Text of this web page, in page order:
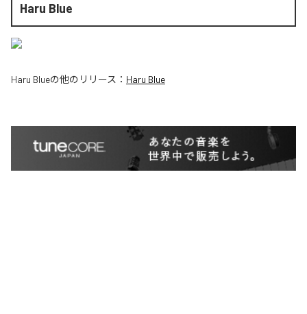
Haru Blue
Haru Blueの他のリリース： Haru Blue